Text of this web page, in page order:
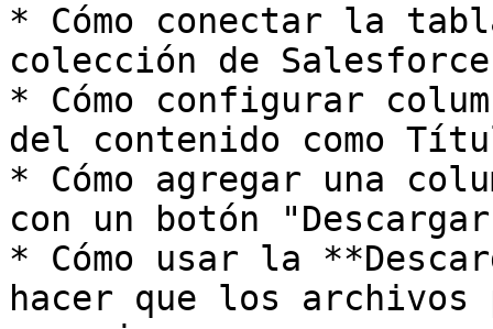
* Cómo conectar la
colección de Salesforce
* Cómo configurar
del contenido como
* Cómo agregar una
con un botón
* Cómo usar la
hacer que los archivos